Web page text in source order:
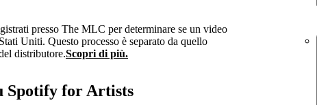
presso The MLC per determinare se un video
Uniti. Questo processo è separato da quello
distributore.Scopri di più.
Spotify for Artists